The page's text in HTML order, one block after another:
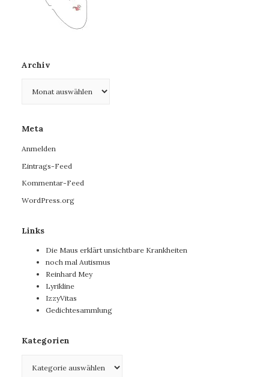
Archiv
Meta
Anmelden
Eintrags-Feed
Kommentar-Feed
WordPress.org
Links
Die Maus erklärt unsichtbare Krankheiten
noch mal Autismus
Reinhard Mey
Lyrikline
IzzyVitas
Gedichtesammlung
Kategorien